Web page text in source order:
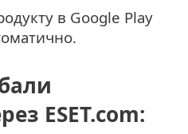
в Google Play
ESET.com: